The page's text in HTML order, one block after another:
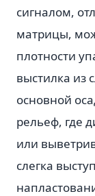
сигналом,
матрицы,
плотности
выстилка из
основной
рельеф, где
или
слегка